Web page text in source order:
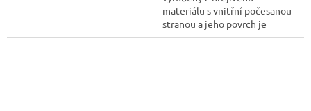
materiálu s vnitřní počesanou
stranou a jeho povrch je
ošetřen antibakteriální